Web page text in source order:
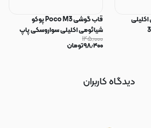
قاب گوشی Poco M3 پوکو
شیائومی اکلیلی سواروسکی پاپ
سوکت دار محافظ لنز دار صورتی کد
۱۴۵٫۰۰۰
۹۸٫۴۰۰تومان
دیدگاه کاربران